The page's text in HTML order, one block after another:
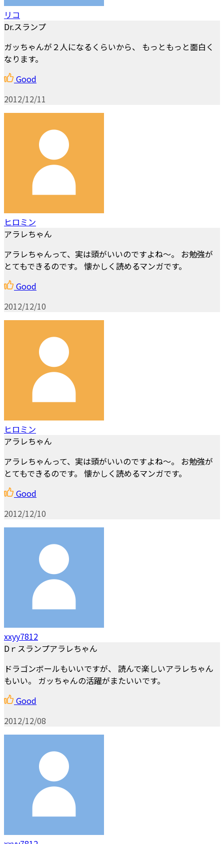
リコ
Dr.スランプ
ガッちゃんが２人になるくらいから、 もっともっと面白く
なります。
Good
2012/12/11
ヒロミン
アラレちゃん
アラレちゃんって、実は頭がいいのですよね～。 お勉強が
とてもできるのです。 懐かしく読めるマンガです。
Good
2012/12/10
ヒロミン
アラレちゃん
アラレちゃんって、実は頭がいいのですよね～。 お勉強が
とてもできるのです。 懐かしく読めるマンガです。
Good
2012/12/10
xxyy7812
Dｒスランプアラレちゃん
ドラゴンボールもいいですが、 読んで楽しいアラレちゃん
もいい。 ガッちゃんの活躍がまたいいです。
Good
2012/12/08